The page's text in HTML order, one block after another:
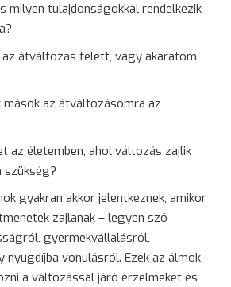
milyen tulajdonságokkal rendelkezik
átváltozás felett, vagy akaratom
az átváltozásomra az
az életemben, ahol változás zajlik
gyakran akkor jelentkeznek, amikor
zajlanak – legyen szó
gyermekvállalásról,
vonulásról. Ezek az álmok
a változással járó érzelmeket és